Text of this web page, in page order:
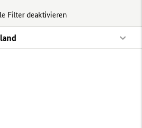
Filter deaktivieren